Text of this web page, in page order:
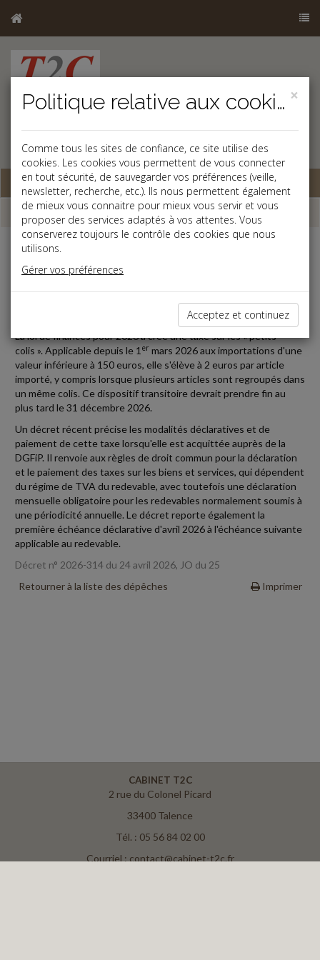
Base documentaire
Dépêches
Fiscal TPE
La loi de finances pour 2026 a créé une taxe sur les « petits
colis ». Applicable depuis le 1 er mars 2026 aux importations d'une
valeur inférieure à 150 euros, elle s'élève à 2 euros par article
importé, y compris lorsque plusieurs articles sont regroupés dans
un même colis. Ce dispositif transitoire devrait prendre fin au
plus tard le 31 décembre 2026.
Un décret récent précise les modalités déclaratives et de
paiement de cette taxe lorsqu'elle est acquittée auprès de la
DGFiP. Il renvoie aux règles de droit commun pour la déclaration
et le paiement des taxes sur les biens et services, qui dépendent
du régime de TVA du redevable, avec toutefois une déclaration
mensuelle obligatoire pour les redevables normalement soumis à
une périodicité annuelle. Le décret reporte également la
première échéance déclarative d'avril 2026 à l'échéance suivante
applicable au redevable.
Décret n° 2026-314 du 24 avril 2026, JO du 25
Retourner à la liste des dépêches
Imprimer
CABINET T2C
2 rue du Colonel Picard
33400 Talence
Tél. : 05 56 84 02 00
Courriel : contact@cabinet-t2c.fr
×
Politique relative aux cookies
Comme tous les sites de confiance, ce site utilise des
cookies. Les cookies vous permettent de vous connecter
en tout sécurité, de sauvegarder vos préférences (veille,
newsletter, recherche, etc.). Ils nous permettent également
de mieux vous connaitre pour mieux vous servir et vous
proposer des services adaptés à vos attentes. Vous
conserverez toujours le contrôle des cookies que nous
utilisons.
Gérer vos préférences
Acceptez et continuez